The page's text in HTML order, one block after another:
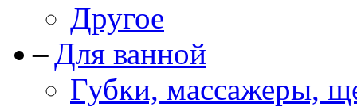
Другое
Для ванной
Губки, массажеры,